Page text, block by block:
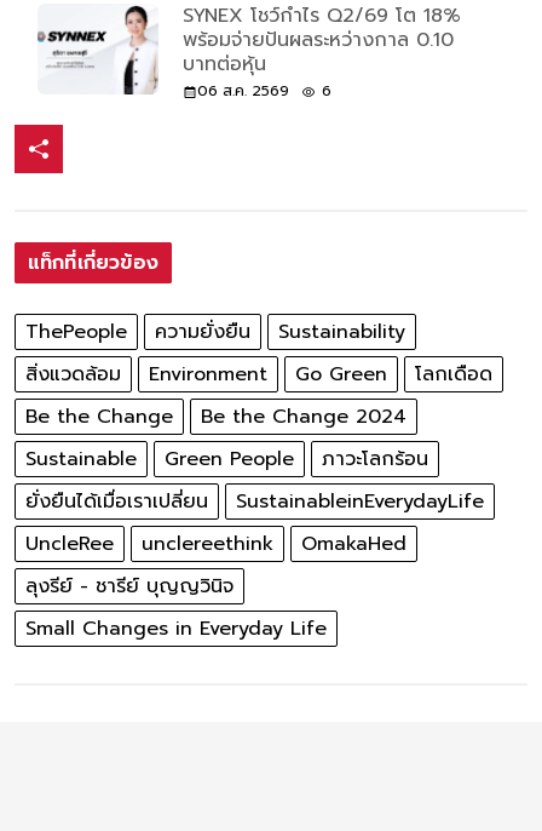
SYNEX โชว์กำไร Q2/69 โต 18%
พร้อมจ่ายปันผลระหว่างกาล 0.10
บาทต่อหุ้น
06 ส.ค. 2569 6
แท็กที่เกี่ยวข้อง
ThePeople ความยั่งยืน
Sustainability
สิ่งแวดล้อม
Environment Go Green
โลกเดือด
Be the Change
Be the Change 2024
Sustainable
Green People
ภาวะโลกร้อน
ยั่งยืนได้เมื่อเราเปลี่ยน
SustainableinEverydayLife
UncleRee
unclereethink
OmakaHed
ลุงรีย์ - ชารีย์ บุญญวินิจ
Small Changes in Everyday Life